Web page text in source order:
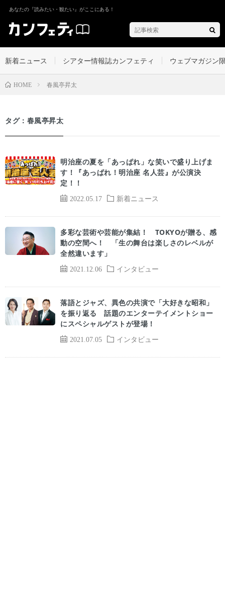
あなたの『読みたい・観たい』がここにある！
新着ニュース シアター情報誌カンフェティ ウェブマガジン
HOME 春風亭昇太
タグ：春風亭昇太
2022.05.17 新着ニュース
明治座の夏を「あっぱれ」な笑いで盛り上げま
す！『あっぱれ！明治座 名人芸』が公演決
定！！
2021.12.06 インタビュー
多彩な芸術や芸能が集結！ TOKYOが贈る、感
動の空間へ！ 「生の舞台は楽しさのレベルが
全然違います」
2021.07.05 インタビュー
落語とジャズ、異色の共演で「大好きな昭和」
を振り返る 話題のエンターテイメントショー
にスペシャルゲストが登場！